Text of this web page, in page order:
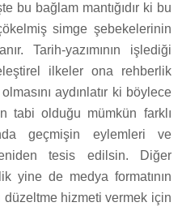
bu bağlam mantığıdır ki bu
simge şebekelerinin
Tarih-yazımının işlediği
ilkeler ona rehberlik
aydınlatır ki böylece
tabi olduğu mümkün farklı
geçmişin eylemleri ve
tesis edilsin. Diğer
yine de medya formatının
düzeltme hizmeti vermek için